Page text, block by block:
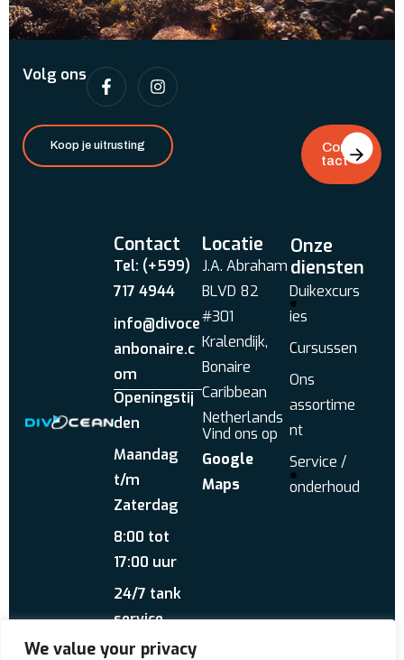
We value your privacy
Volg ons
Koop je uitrusting
Con
tact
Contact
Tel: (+599)
717 4944
info@divoce
anbonaire.c
om
Openingstij
den
Maandag
t/m
Zaterdag
8:00 tot
17:00 uur
24/7 tank
service
Locatie
J.A. Abraham
BLVD 82
#301
Kralendijk,
Bonaire
Caribbean
Netherlands
Vind ons op
Google
Maps
Onze
diensten
Duikexcurs
ies
Cursussen
Ons
assortime
nt
Service /
onderhoud